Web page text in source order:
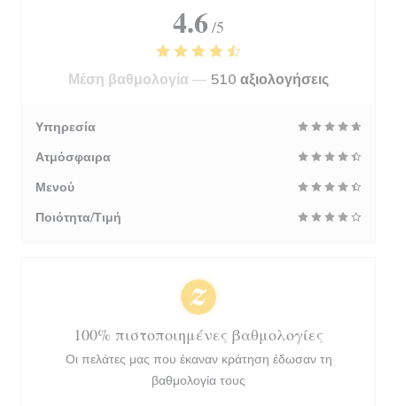
4.6 /5
Μέση βαθμολογία — 510 αξιολογήσεις
Υπηρεσία
Ατμόσφαιρα
Μενού
Ποιότητα/Τιμή
100% πιστοποιημένες βαθμολογίες
Οι πελάτες μας που έκαναν κράτηση έδωσαν τη
βαθμολογία τους